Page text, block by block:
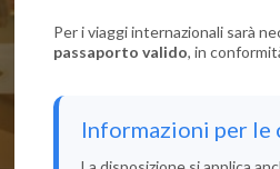
Per i viaggi internazionali sarà
passaporto valido, in
Informazioni per le